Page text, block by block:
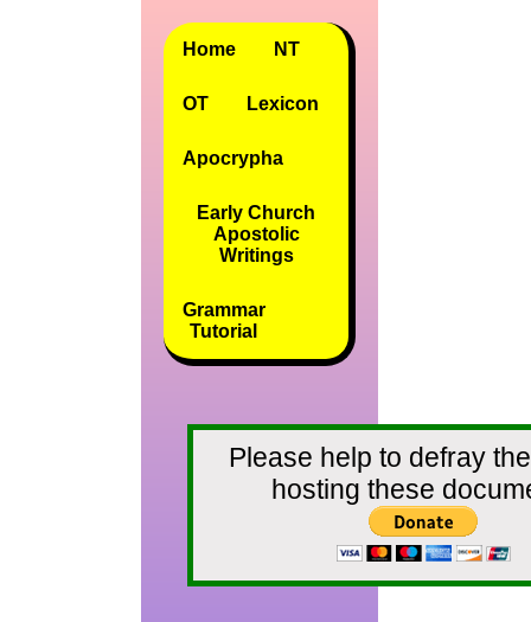
Home NT
OT Lexicon
Apocrypha
Early Church
Apostolic
Writings
Grammar
Tutorial
Please help to defray
hosting these